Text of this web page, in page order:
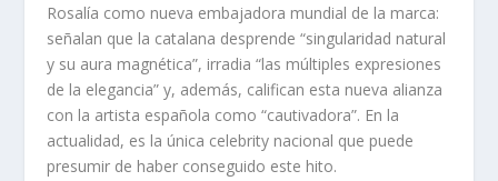
Rosalía como nueva embajadora mundial de la marca:
señalan que la catalana desprende “singularidad natural
y su aura magnética”, irradia “las múltiples expresiones
de la elegancia” y, además, califican esta nueva alianza
con la artista española como “cautivadora”. En la
actualidad, es la única celebrity nacional que puede
presumir de haber conseguido este hito.